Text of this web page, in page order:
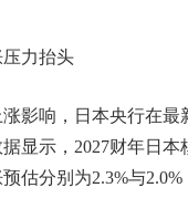
力抬头
影响，日本央行在
显示，2027财年日
估分别为2.3%与